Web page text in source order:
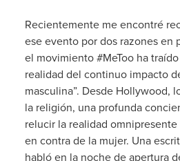
Recientemente me encontré
ese evento por dos razones en
el movimiento #MeToo ha
realidad del continuo impacto
masculina”. Desde Hollywood,
la religión, una profunda
relucir la realidad
en contra de la mujer. Una
habló en la noche de apertura